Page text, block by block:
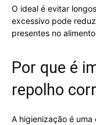
O ideal é evitar
excessivo pode
presentes no
Por que é
repolho
A higienização é